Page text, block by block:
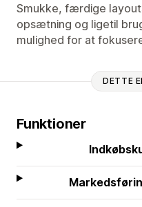
Smukke, færdige
opsætning og ligetil
mulighed for at
DETTE
Funktioner